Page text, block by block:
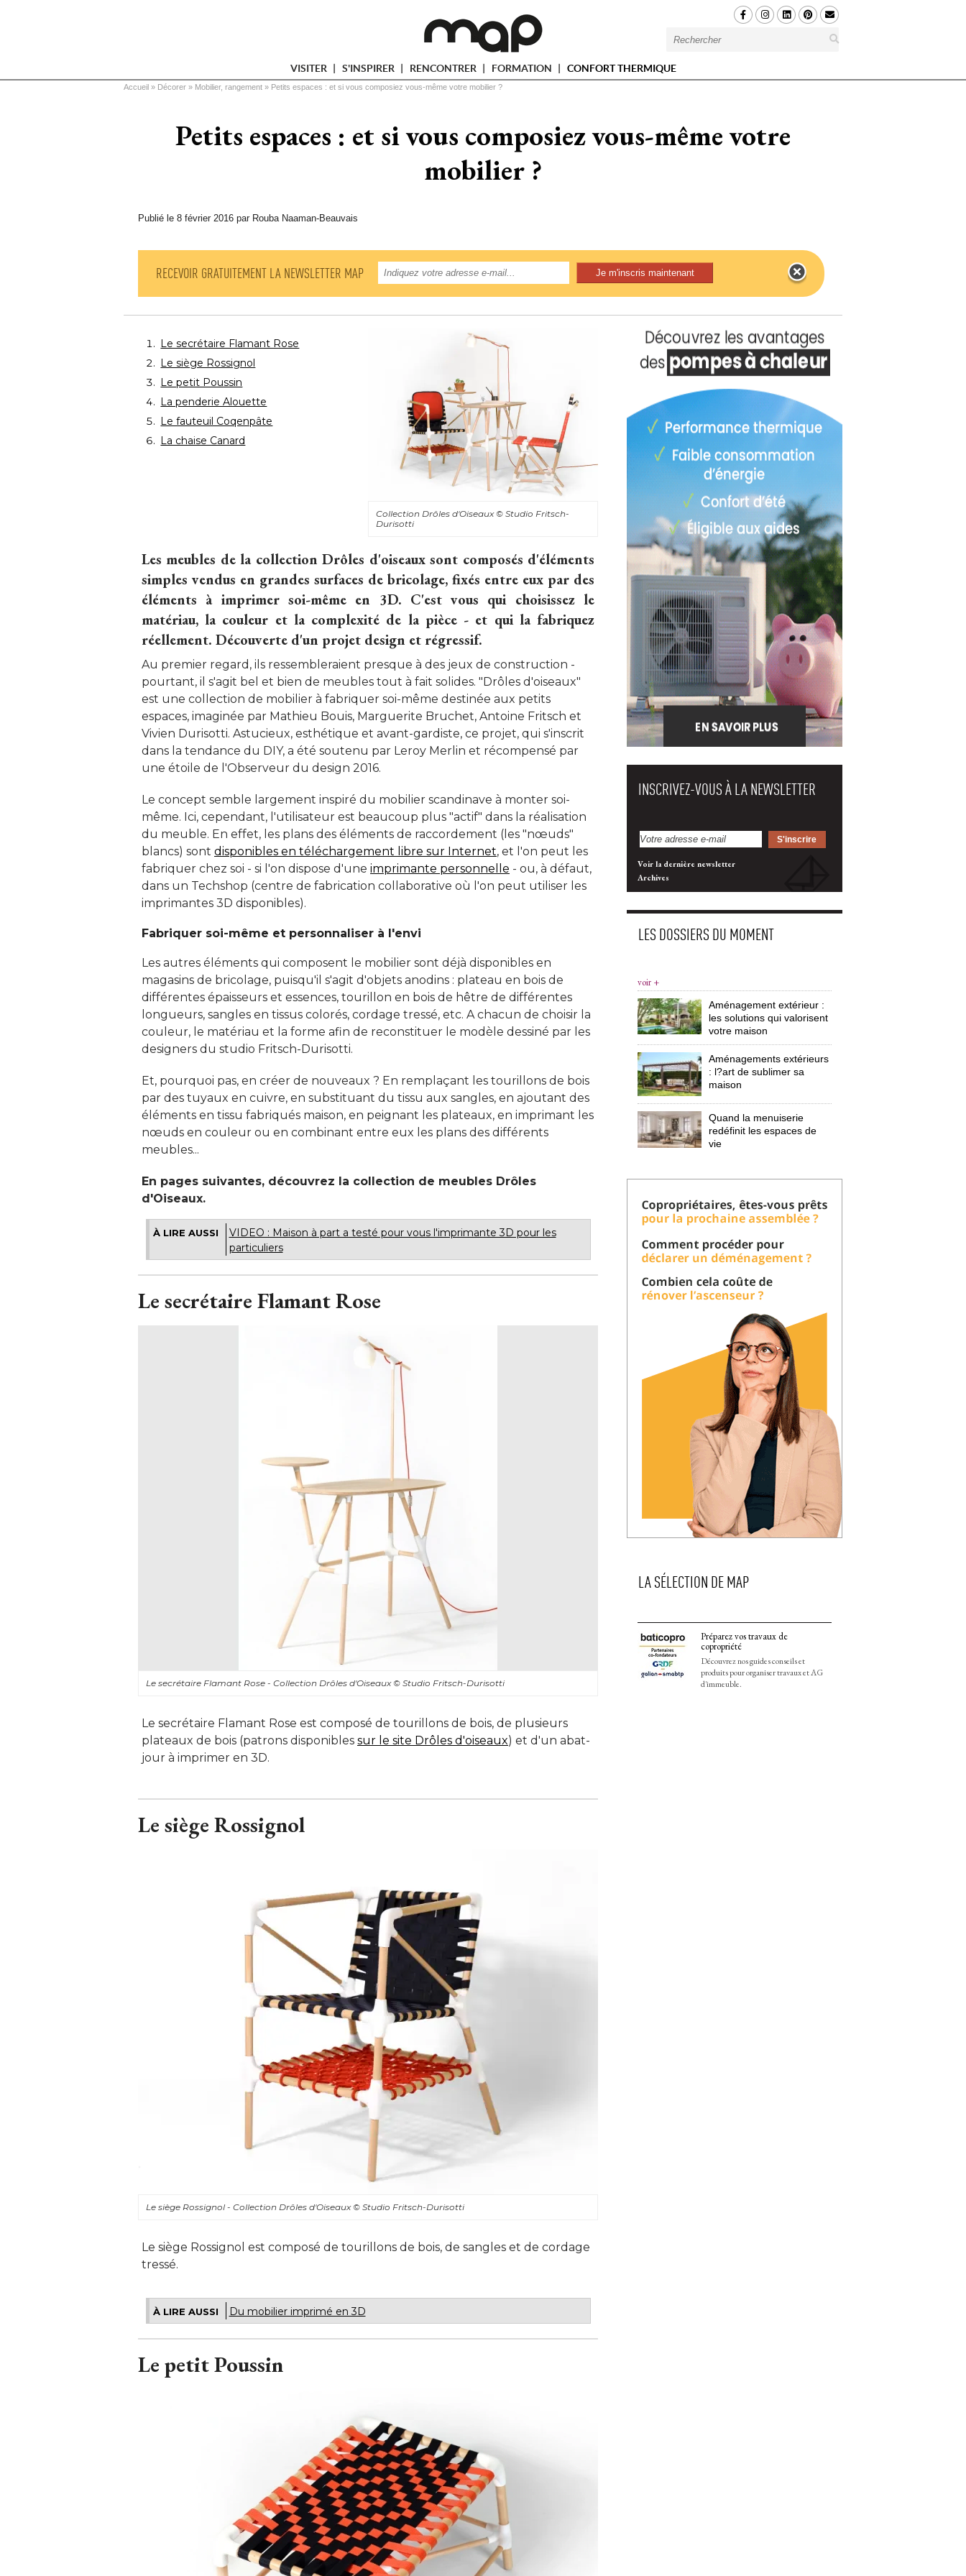
VISITER S'INSPIRER RENCONTRER FORMATION CONFORT THERMIQUE
Vous êtes ici
Accueil » Décorer » Mobilier, rangement » Petits espaces : et si vous composiez vous-même votre mobilier ?
Petits espaces : et si vous composiez vous-même votre
mobilier ?
Publié le 8 février 2016 par Rouba Naaman-Beauvais
RECEVOIR GRATUITEMENT LA NEWSLETTER MAP
Collection Drôles d'Oiseaux© Studio Fritsch-
Durisotti
Le secrétaire Flamant Rose
Le siège Rossignol
Le petit Poussin
La penderie Alouette
Le fauteuil Coqenpâte
La chaise Canard
Les meubles de la collection Drôles d'oiseaux sont composés d'éléments
simples vendus en grandes surfaces de bricolage, fixés entre eux par des
éléments à imprimer soi-même en 3D. C'est vous qui choisissez le
matériau, la couleur et la complexité de la pièce - et qui la fabriquez
réellement. Découverte d'un projet design et régressif.
Au premier regard, ils ressembleraient presque à des jeux de construction -
pourtant, il s'agit bel et bien de meubles tout à fait solides. "Drôles d'oiseaux"
est une collection de mobilier à fabriquer soi-même destinée aux petits
espaces, imaginée par Mathieu Bouis, Marguerite Bruchet, Antoine Fritsch et
Vivien Durisotti. Astucieux, esthétique et avant-gardiste, ce projet, qui s'inscrit
dans la tendance du DIY, a été soutenu par Leroy Merlin et récompensé par
une étoile de l'Observeur du design 2016.
Le concept semble largement inspiré du mobilier scandinave à monter soi-
même. Ici, cependant, l'utilisateur est beaucoup plus "actif" dans la réalisation
du meuble. En effet, les plans des éléments de raccordement (les "nœuds"
blancs) sont disponibles en téléchargement libre sur Internet, et l'on peut les
fabriquer chez soi - si l'on dispose d'une imprimante personnelle - ou, à défaut,
dans un Techshop (centre de fabrication collaborative où l'on peut utiliser les
imprimantes 3D disponibles).
Fabriquer soi-même et personnaliser à l'envi
Les autres éléments qui composent le mobilier sont déjà disponibles en
magasins de bricolage, puisqu'il s'agit d'objets anodins : plateau en bois de
différentes épaisseurs et essences, tourillon en bois de hêtre de différentes
longueurs, sangles en tissus colorés, cordage tressé, etc. A chacun de choisir la
couleur, le matériau et la forme afin de reconstituer le modèle dessiné par les
designers du studio Fritsch-Durisotti.
Et, pourquoi pas, en créer de nouveaux ? En remplaçant les tourillons de bois
par des tuyaux en cuivre, en substituant du tissu aux sangles, en ajoutant des
éléments en tissu fabriqués maison, en peignant les plateaux, en imprimant les
nœuds en couleur ou en combinant entre eux les plans des différents
meubles...
En pages suivantes, découvrez la collection de meubles Drôles
d'Oiseaux.
À LIRE AUSSI
VIDEO : Maison à part a testé pour vous l'imprimante 3D pour les
particuliers
Le secrétaire Flamant Rose
Le secrétaire Flamant Rose - Collection Drôles d'Oiseaux© Studio Fritsch-Durisotti
Le secrétaire Flamant Rose est composé de tourillons de bois, de plusieurs
plateaux de bois (patrons disponibles sur le site Drôles d'oiseaux) et d'un abat-
jour à imprimer en 3D.
Le siège Rossignol
Le siège Rossignol - Collection Drôles d'Oiseaux© Studio Fritsch-Durisotti
Le siège Rossignol est composé de tourillons de bois, de sangles et de cordage
tressé.
À LIRE AUSSI Du mobilier imprimé en 3D
Le petit Poussin
INSCRIVEZ-VOUS À LA NEWSLETTER
Voir la dernière newsletter
Archives
LES DOSSIERS DU MOMENT
voir +
Aménagement extérieur :
les solutions qui valorisent
votre maison
Aménagements extérieurs
: l?art de sublimer sa
maison
Quand la menuiserie
redéfinit les espaces de
vie
LA SÉLECTION DE MAP
Préparez vos travaux de
copropriété
Découvrez nos guides conseils et
produits pour organiser travaux et AG
d'immeuble.